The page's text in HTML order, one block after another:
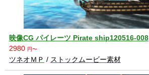
映像CG パイレーツ Pirate ship120516-008
2980 円〜
ツネオＭＰ / ストックムービー素材